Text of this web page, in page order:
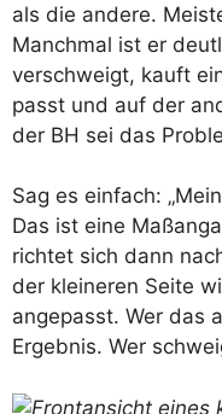
als die andere.
Manchmal ist er
verschweigt, kauft
passt und auf der
der BH sei das
Sag es einfach:
Das ist eine
richtet sich dann
der kleineren Seite
angepasst. Wer das
Ergebnis. Wer